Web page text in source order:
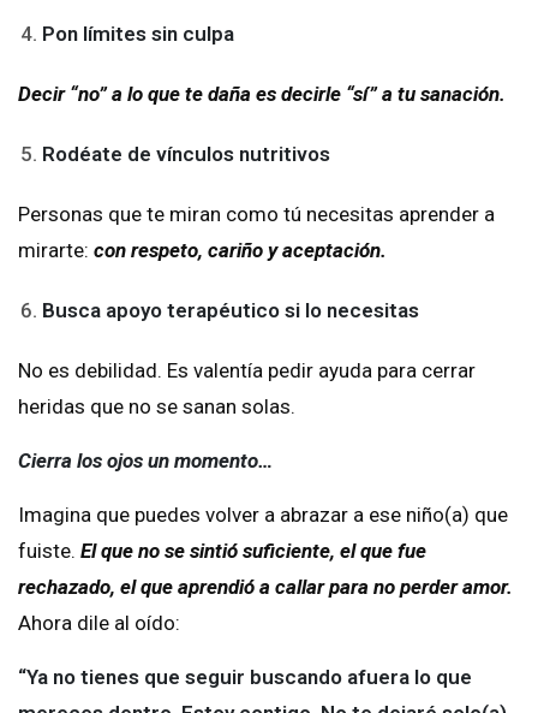
Pon límites sin culpa
Decir “no” a lo que te daña es decirle “sí” a tu sanación.
Rodéate de vínculos nutritivos
Personas que te miran como tú necesitas aprender a
mirarte: con respeto, cariño y aceptación.
Busca apoyo terapéutico si lo necesitas
No es debilidad. Es valentía pedir ayuda para cerrar
heridas que no se sanan solas.
Cierra los ojos un momento…
Imagina que puedes volver a abrazar a ese niño(a) que
fuiste. El que no se sintió suficiente, el que fue
rechazado, el que aprendió a callar para no perder amor.
Ahora dile al oído:
“Ya no tienes que seguir buscando afuera lo que